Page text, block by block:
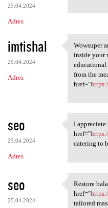
25.04.2024
Adres
imtishal
25.04.2024
Adres
Wowsuper
inside your
educational
from the
href="
seo
25.04.2024
Adres
I
I appreciate
href="
catering to
seo
25.04.2024
Restore
Restore
href="
tailored